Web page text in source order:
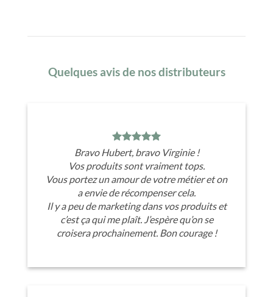
Quelques avis de nos distributeurs
Bravo Hubert, bravo Virginie !
Vos produits sont vraiment tops.
Vous portez un amour de votre métier et on
a envie de récompenser cela.
Il y a peu de marketing dans vos produits et
c’est ça qui me plaît. J’espère qu’on se
croisera prochainement. Bon courage !